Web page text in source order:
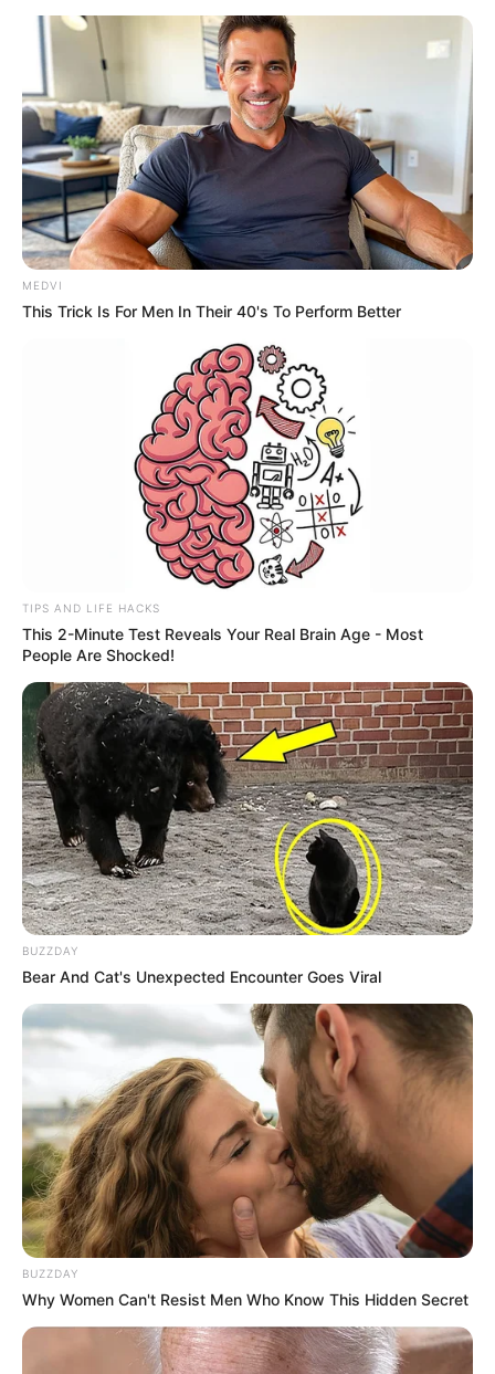
MEDVI
This Trick Is For Men In Their 40's To Perform Better
TIPS AND LIFE HACKS
This 2-Minute Test Reveals Your Real Brain Age - Most
People Are Shocked!
BUZZDAY
Bear And Cat's Unexpected Encounter Goes Viral
BUZZDAY
Why Women Can't Resist Men Who Know This Hidden Secret